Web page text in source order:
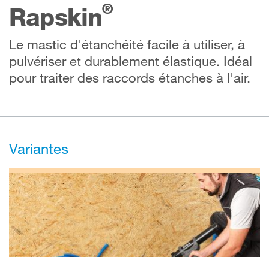
Rapskin®
Le mastic d'étanchéité facile à utiliser, à
pulvériser et durablement élastique. Idéal
pour traiter des raccords étanches à l'air.
Variantes